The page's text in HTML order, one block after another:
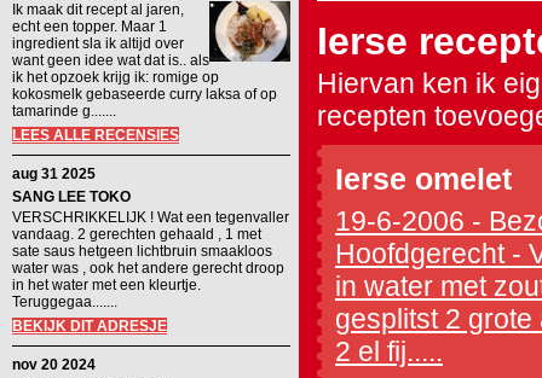
Ik maak dit recept al jaren,
echt een topper. Maar 1
ingredient sla ik altijd over
want geen idee wat dat is.. als
ik het opzoek krijg ik: romige op
kokosmelk gebaseerde curry laksa of op
tamarinde g.......
LEES ALLE RECENSIES
aug 31 2025
SANG LEE TOKO
VERSCHRIKKELIJK ! Wat een tegenvaller
vandaag. 2 gerechten gehaald , 1 met
sate saus hetgeen lichtbruin smaakloos
water was , ook het andere gerecht droop
in het water met een kleurtje.
Teruggegaa.......
BEKIJK DIT ADRESJE
nov 20 2024
Ierse
Hiervan ken ik
recepten
Ierse omelet
19-6-2006 -
Hoofdgerecht -
in water met
gesplitst 2
2 el fij.....